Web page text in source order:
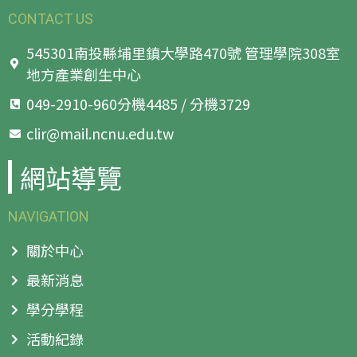
CONTACT US
545301南投縣埔里鎮大學路470號 管理學院308室
地方產業創生中心
049-2910-960分機4485 / 分機3729
clir@mail.ncnu.edu.tw
網站導覽
NAVIGATION
關於中心
最新消息
學分學程
活動紀錄